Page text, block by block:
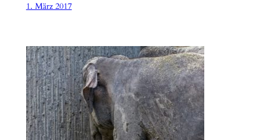
1. März 2017